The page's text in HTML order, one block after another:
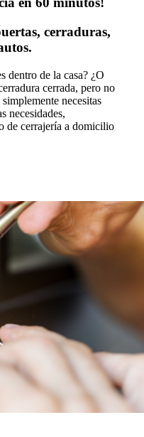
cerraduras,
dentro de la casa? ¿O
cerrada, pero no
necesitas
necesidades,
de cerrajería a domicilio